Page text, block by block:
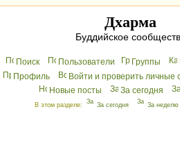
Дхарма
Буддийское
Поиск Пользователи Группы
Профиль
Войти и проверить личные
Новые посты
За сегодня
В этом разделе: За сегодня За неделю